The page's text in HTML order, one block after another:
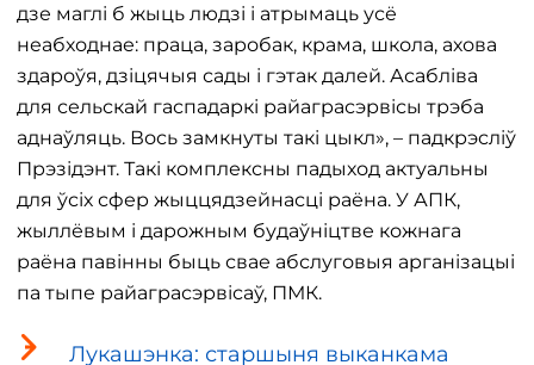
дзе маглі б жыць людзі і атрымаць усё
неабходнае: праца, заробак, крама, школа, ахова
здароўя, дзіцячыя сады і гэтак далей. Асабліва
для сельскай гаспадаркі райаграсэрвісы трэба
аднаўляць. Вось замкнуты такі цыкл», – падкрэсліў
Прэзідэнт. Такі комплексны падыход актуальны
для ўсіх сфер жыццядзейнасці раёна. У АПК,
жыллёвым і дарожным будаўніцтве кожнага
раёна павінны быць свае абслуговыя арганізацыі
па тыпе райаграсэрвісаў, ПМК.
Лукашэнка: старшыня выканкама